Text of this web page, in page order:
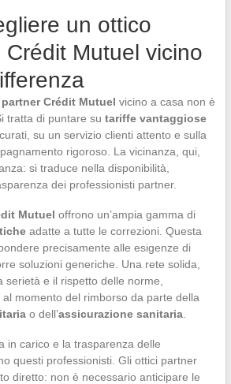
un ottico
Mutuel vicino
Crédit Mutuel vicino a casa non è
tratta di puntare su tariffe vantaggiose
su un servizio clienti attento e sulla
rigoroso. La vicinanza, qui,
si traduce nella disponibilità,
dei professionisti partner.
Mutuel offrono un’ampia gamma di
adatte a tutte le correzioni. Questa
precisamente alle esigenze di
soluzioni generiche. Una rete solida,
serietà e il rispetto delle norme,
momento del rimborso da parte della
o dell’assicurazione sanitaria.
in carico e la trasparenza delle
questi professionisti. Gli ottici partner
diretto: non è necessario anticipare le